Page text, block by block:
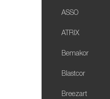
ASSO
ATRIX
Bemakor
Blastcor
Breezart